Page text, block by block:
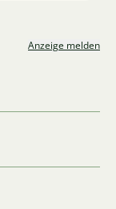
Anzeige melden